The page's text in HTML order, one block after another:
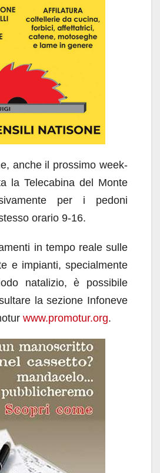
anche il prossimo week-
la Telecabina del Monte
per i pedoni
orario 9-16.
in tempo reale sulle
e impianti, specialmente
natalizio, è possibile
la sezione Infoneve
www.promotur.org.